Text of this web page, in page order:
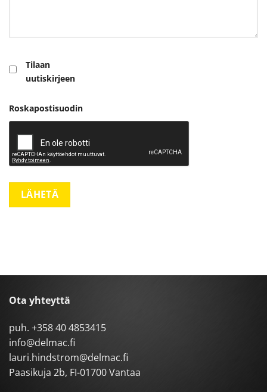
Tilaan
uutiskirjeen
Roskapostisuodin
Ota yhteyttä
puh. +358 40 4853415
info@delmac.fi
lauri.hindstrom@delmac.fi
Paasikuja 2b, FI-01700 Vantaa